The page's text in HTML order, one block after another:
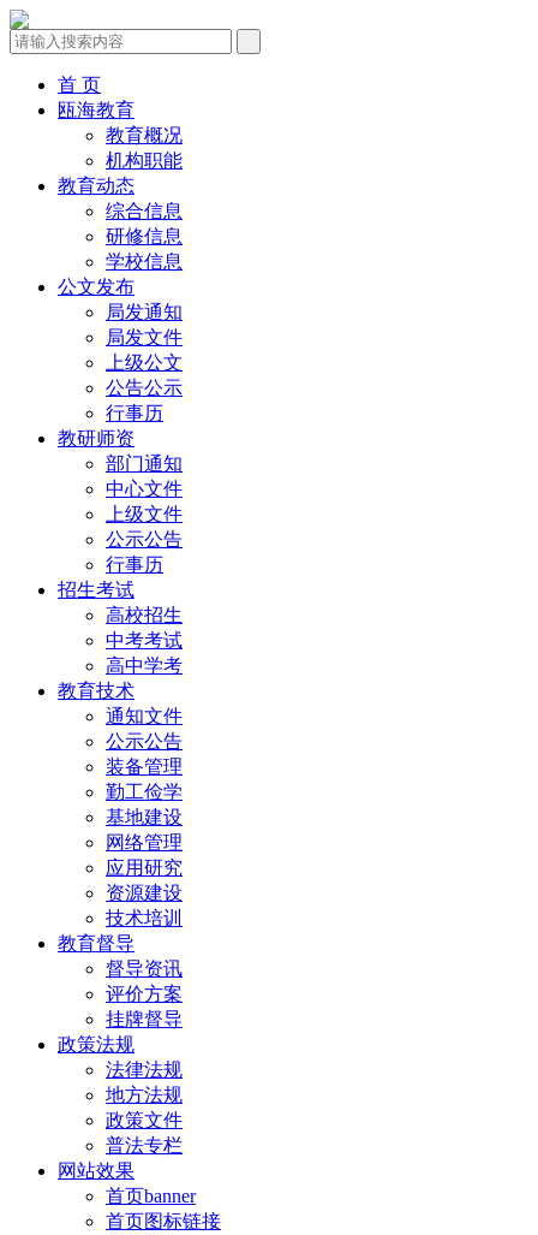
首 页
瓯海教育
教育概况
机构职能
教育动态
综合信息
研修信息
学校信息
公文发布
局发通知
局发文件
上级公文
公告公示
行事历
教研师资
部门通知
中心文件
上级文件
公示公告
行事历
招生考试
高校招生
中考考试
高中学考
教育技术
通知文件
公示公告
装备管理
勤工俭学
基地建设
网络管理
应用研究
资源建设
技术培训
教育督导
督导资讯
评价方案
挂牌督导
政策法规
法律法规
地方法规
政策文件
普法专栏
网站效果
首页banner
首页图标链接